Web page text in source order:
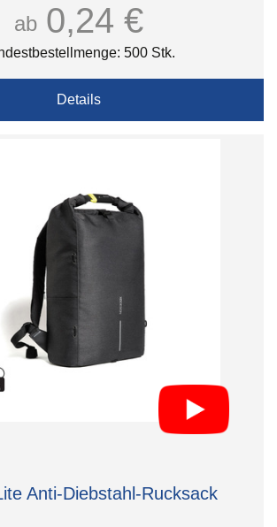
ab 0,24 €
500 Stk.
Details
Anti-Diebstahl-Rucksack